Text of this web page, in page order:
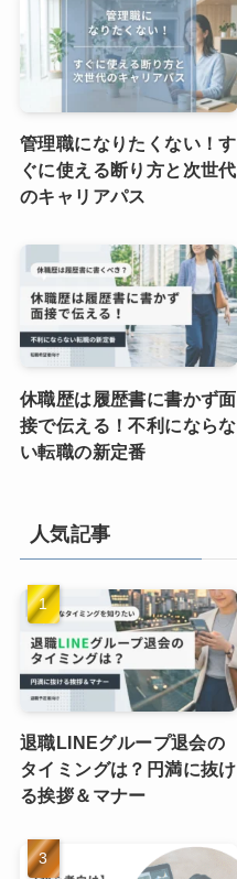
管理職になりたくない！す
ぐに使える断り方と次世代
のキャリアパス
休職歴は履歴書に書かず面
接で伝える！不利にならな
い転職の新定番
人気記事
退職LINEグループ退会の
タイミングは？円満に抜け
る挨拶＆マナー